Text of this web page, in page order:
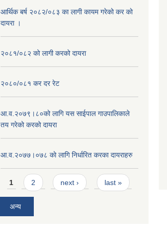
आर्थिक बर्ष २०८२/०८३ का लागी कायम गरेको कर को
दायरा ।
२०८१/०८२ को लागी करको दायरा
२०८०/०८१ कर दर रेट
आ.व.२०७९।८०को लागि यस साईपाल गाउपालिकाले
तय गरेको करको दायरा
आ‍.व.२०७७।०७८ काे लागि निर्धारित करका दायराहरु
Pages
1 2 next › last »
अन्य